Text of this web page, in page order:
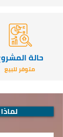
حالة
متوفر للبيع